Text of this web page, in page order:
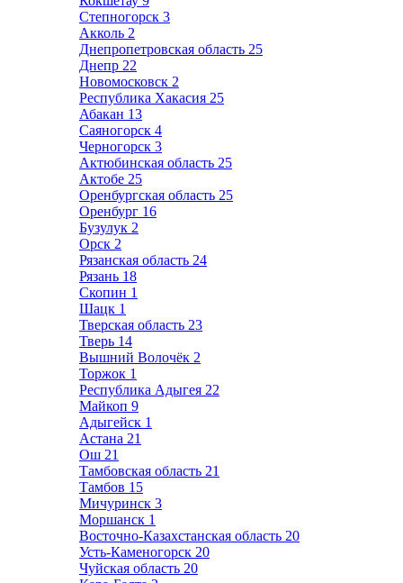
Степногорск 3
Акколь 2
Днепропетровская область 25
Днепр 22
Новомосковск 2
Республика Хакасия 25
Абакан 13
Саяногорск 4
Черногорск 3
Актюбинская область 25
Актобе 25
Оренбургская область 25
Оренбург 16
Бузулук 2
Орск 2
Рязанская область 24
Рязань 18
Скопин 1
Шацк 1
Тверская область 23
Тверь 14
Вышний Волочёк 2
Торжок 1
Республика Адыгея 22
Майкоп 9
Адыгейск 1
Астана 21
Ош 21
Тамбовская область 21
Тамбов 15
Мичуринск 3
Моршанск 1
Восточно-Казахстанская область 20
Усть-Каменогорск 20
Чуйская область 20